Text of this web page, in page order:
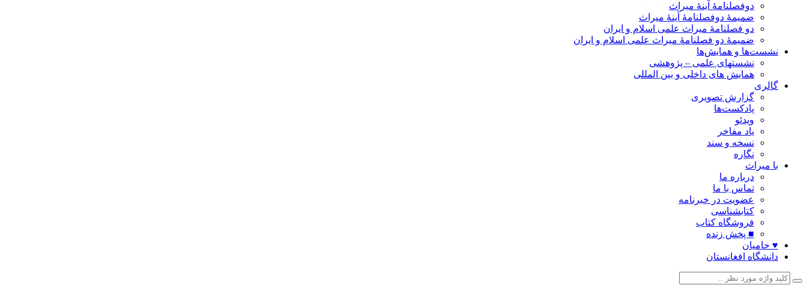
دوفصلنامۀ آینۀ میراث
ضمیمۀ دوفصلنامۀ آینۀ میراث
دو فصلنامۀ میراث علمی اسلام و ایران
ضمیمۀ دو فصلنامۀ میراث علمی اسلام و ایران
نشست‌ها و همایش‌ها
نشستهای علمی – پژوهشی
همایش های داخلی و بین المللی
گالری
گزارش تصویری
پادکست‌ها
ویدئو
یاد مفاخر
نسخه و سند
نگاره
با میراث
درباره ما
تماس با ما
عضویت در خبرنامه
کتابشناسی
فروشگاه کتاب
■ پخش زنده
♥ حامیان
دانشگاه افغانستان